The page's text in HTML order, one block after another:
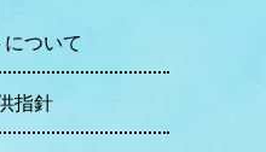
ついて
指針